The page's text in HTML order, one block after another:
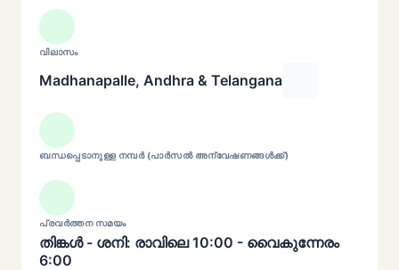
വിലാസം
Madhanapalle, Andhra & Telangana
ബന്ധപ്പെടാനുള്ള നമ്പർ (പാർസൽ അന്വേഷണങ്ങൾക്ക്)
പ്രവർത്തന സമയം
തിങ്കൾ - ശനി: രാവിലെ 10:00 - വൈകുന്നേരം
6:00